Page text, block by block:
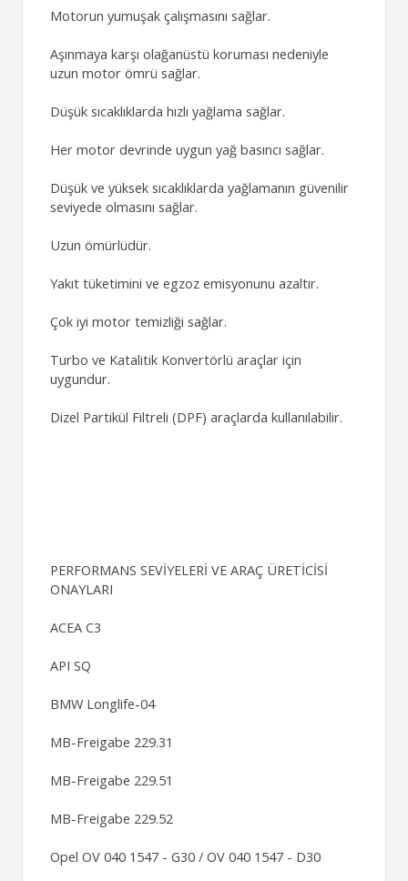
Motorun yumuşak çalışmasını sağlar.
Aşınmaya karşı olağanüstü koruması nedeniyle
uzun motor ömrü sağlar.
Düşük sıcaklıklarda hızlı yağlama sağlar.
Her motor devrinde uygun yağ basıncı sağlar.
Düşük ve yüksek sıcaklıklarda yağlamanın güvenilir
seviyede olmasını sağlar.
Uzun ömürlüdür.
Yakıt tüketimini ve egzoz emisyonunu azaltır.
Çok iyi motor temizliği sağlar.
Turbo ve Katalitik Konvertörlü araçlar için
uygundur.
Dizel Partikül Filtreli (DPF) araçlarda kullanılabilir.
PERFORMANS SEVİYELERİ VE ARAÇ ÜRETİCİSİ
ONAYLARI
ACEA C3
API SQ
BMW Longlife-04
MB-Freigabe 229.31
MB-Freigabe 229.51
MB-Freigabe 229.52
Opel OV 040 1547 - G30 / OV 040 1547 - D30